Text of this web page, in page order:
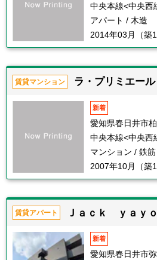
中央本線<中央西
アパート / 木造
2014年03月（築
賃貸マンション ラ・プリミエール
新着
愛知県春日井市
中央本線<中央西
マンション / 鉄
2007年10月（築
賃貸アパート Ｊａｃｋ ｙａｙ
新着
愛知県春日井市